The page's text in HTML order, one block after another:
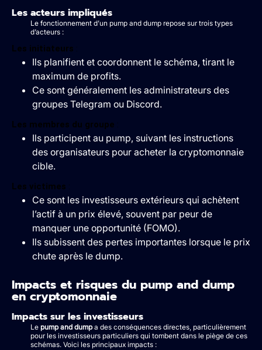
Les acteurs impliqués
Le fonctionnement d’un pump and dump repose sur trois types
d’acteurs :
Les initiateurs :
Ils planifient et coordonnent le schéma, tirant le
maximum de profits.
Ce sont généralement les administrateurs des
groupes Telegram ou Discord.
Les membres du groupe :
Ils participent au pump, suivant les instructions
des organisateurs pour acheter la cryptomonnaie
cible.
Les victimes :
Ce sont les investisseurs extérieurs qui achètent
l’actif à un prix élevé, souvent par peur de
manquer une opportunité (FOMO).
Ils subissent des pertes importantes lorsque le prix
chute après le dump.
Impacts et risques du pump and dump
en cryptomonnaie
Impacts sur les investisseurs
Le pump and dumpa des conséquences directes, particulièrement
pour les investisseurs particuliers qui tombent dans le piège de ces
schémas. Voici les principaux impacts :